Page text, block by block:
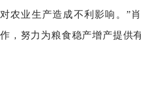
对农业生产造成不利影响。”
作，努力为粮食稳产增产提供